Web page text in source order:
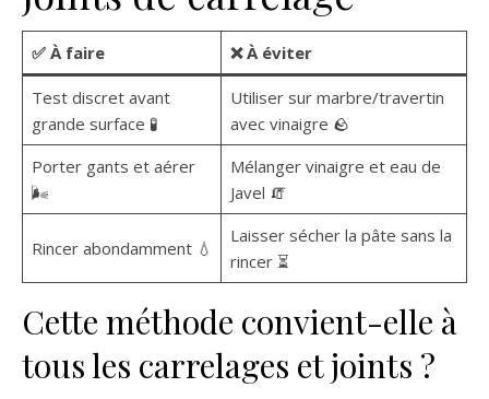
✅ À faire ❌ À éviter
Test discret avant
grande surface 🧪
Utiliser sur marbre/travertin
avec vinaigre 🪨
Porter gants et aérer
🌬️
Mélanger vinaigre et eau de
Javel 🧯
Rincer abondamment 💧
Laisser sécher la pâte sans la
rincer ⏳
Cette méthode convient-elle à
tous les carrelages et joints ?